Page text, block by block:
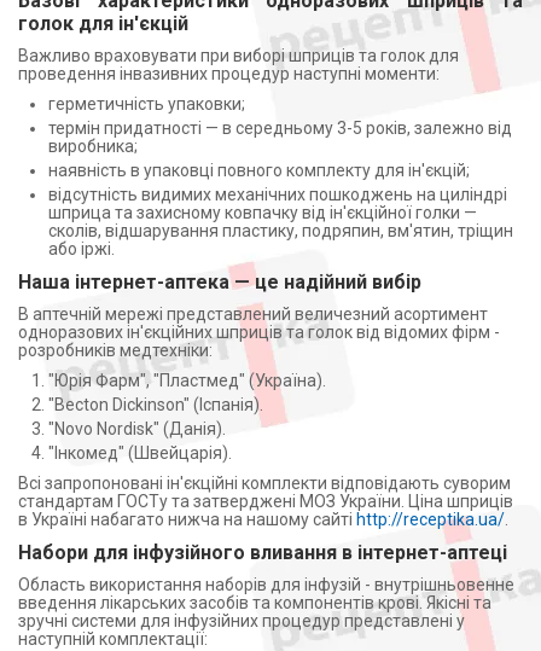
голок для ін'єкцій
Важливо враховувати при виборі шприців та голок для
проведення інвазивних процедур наступні моменти:
герметичність упаковки;
термін придатності — в середньому 3-5 років, залежно від
виробника;
наявність в упаковці повного комплекту для ін'єкцій;
відсутність видимих механічних пошкоджень на циліндрі
шприца та захисному ковпачку від ін'єкційної голки —
сколів, відшарування пластику, подряпин, вм'ятин, тріщин
або іржі.
Наша інтернет-аптека — це надійний вибір
В аптечній мережі представлений величезний асортимент
одноразових ін'єкційних шприців та голок від відомих фірм -
розробників медтехніки:
"Юрія Фарм", "Пластмед" (Україна).
"Becton Dickinson" (Іспанія).
"Novo Nordisk" (Данія).
"Інкомед" (Швейцарія).
Всі запропоновані ін'єкційні комплекти відповідають суворим
стандартам ГОСТу та затверджені МОЗ України. Ціна шприців
в Україні набагато нижча на нашому сайті http://receptika.ua/.
Набори для інфузійного вливання в інтернет-аптеці
Область використання наборів для інфузій - внутрішньовенне
введення лікарських засобів та компонентів крові. Якісні та
зручні системи для інфузійних процедур представлені у
наступній комплектації: